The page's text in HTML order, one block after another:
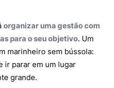
organizar uma gestão com
para o seu objetivo. Um
marinheiro sem bússola:
ir parar em um lugar
grande.